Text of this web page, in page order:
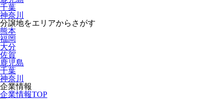
千葉
神奈川
分譲地をエリアからさがす
熊本
福岡
大分
佐賀
鹿児島
千葉
神奈川
企業情報
企業情報TOP